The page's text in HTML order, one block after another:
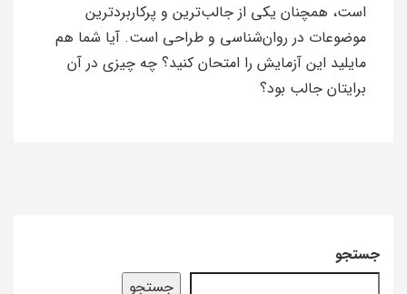
است، همچنان یکی از جالب‌ترین و پرکاربردترین
موضوعات در روان‌شناسی و طراحی است. آیا شما هم
مایلید این آزمایش را امتحان کنید؟ چه چیزی در آن
برایتان جالب بود؟
جستجو
جستجو